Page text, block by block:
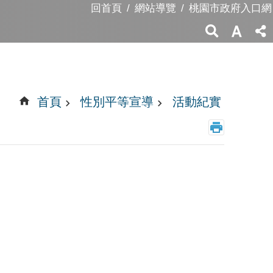
回首頁 網站導覽 桃園市政府入口網
首頁 性別平等宣導 活動紀實